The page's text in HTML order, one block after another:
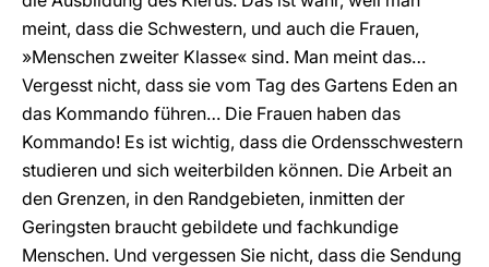
meint, dass die Schwestern, und auch die Frauen,
»Menschen zweiter Klasse« sind. Man meint das…
Vergesst nicht, dass sie vom Tag des Gartens Eden an
das Kommando führen… Die Frauen haben das
Kommando! Es ist wichtig, dass die Ordensschwestern
studieren und sich weiterbilden können. Die Arbeit an
den Grenzen, in den Randgebieten, inmitten der
Geringsten braucht gebildete und fachkundige
Menschen. Und vergessen Sie nicht, dass die Sendung